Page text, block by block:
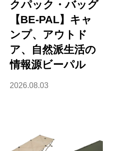
クパック・バッグ
【BE-PAL】キャ
ンプ、アウトド
ア、自然派生活の
情報源ビーパル
2026.08.03